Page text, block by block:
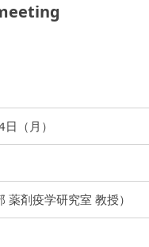
（月）
剤疫学研究室 教授）